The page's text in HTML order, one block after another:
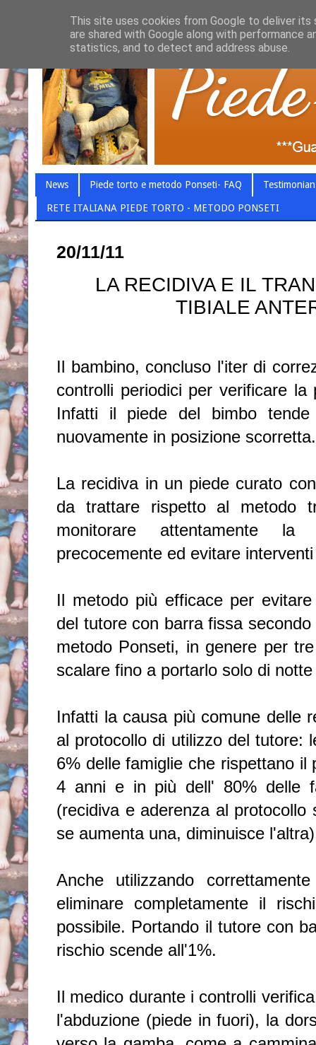
News Piede torto e metodo Ponseti- FAQ
RETE ITALIANA PIEDE TORTO - METODO PONSETI
20/11/11
LA RECIDIVA E IL
TIBIALE
Il bambino, concluso l'iter di
controlli periodici per verificare
Infatti il piede del bimbo
nuovamente in posizione scorretta.
La recidiva in un piede curato
da trattare rispetto al metodo
monitorare attentamente la
precocemente ed evitare
Il metodo più efficace per
del tutore con barra fissa
metodo Ponseti, in genere per
scalare fino a portarlo solo di
Infatti la causa più comune delle
al protocollo di utilizzo del tutore:
6% delle famiglie che rispettano
4 anni e in più dell' 80% delle
(recidiva e aderenza al
se aumenta una, diminuisce
Anche utilizzando
eliminare completamente il
possibile. Portando il tutore con
rischio scende all'1%.
Il medico durante i controlli
l'abduzione (piede in fuori), la
This site uses cookies from Google to deliver its
are shared with Google along with performance
statistics, and to detect and address abuse.